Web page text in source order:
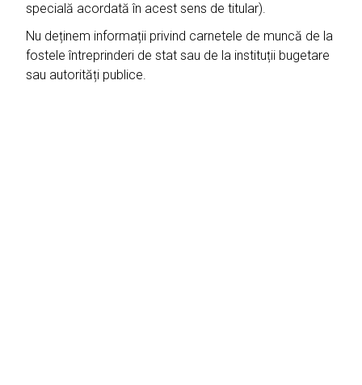
specială acordată în acest sens de titular).
Nu deținem informații privind carnetele de muncă de la
fostele întreprinderi de stat sau de la instituții bugetare
sau autorități publice.